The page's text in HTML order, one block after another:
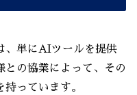
、単にAIツールを提供
との協業によって、その
っています。